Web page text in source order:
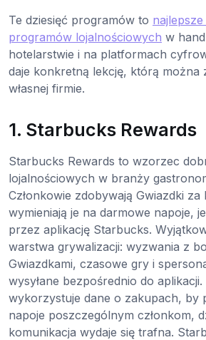
Te dziesięć programów to
programów lojalnościowych w
hotelarstwie i na platformach
daje konkretną lekcję, którą można
własnej firmie.
1. Starbucks Rewards
Starbucks Rewards to wzorzec
lojalnościowych w branży
Członkowie zdobywają Gwiazdki za
wymieniają je na darmowe napoje,
przez aplikację Starbucks.
warstwa grywalizacji: wyzwania z
Gwiazdkami, czasowe gry i
wysyłane bezpośrednio do
wykorzystuje dane o zakupach, by
napoje poszczególnym członkom,
komunikacja wydaje się trafna.